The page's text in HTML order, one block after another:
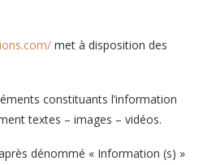
met à disposition des
constituants l’information
textes – images – vidéos.
dénommé « Information (s) »